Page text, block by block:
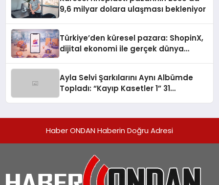
9,6 milyar dolara ulaşması bekleniyor
Türkiye’den küresel pazara: ShopinX,
dijital ekonomi ile gerçek dünya
Ayla Selvi Şarkılarını Aynı Albümde
Topladı: “Kayıp Kasetler 1” 31
Haber ONDAN Haberin Doğru Adresi